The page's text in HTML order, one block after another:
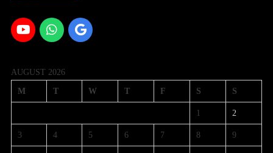
AUGUST 2026
M T W T F S S
1 2
3 4 5 6 7 8 9